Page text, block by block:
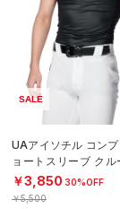
SALE
UAアイソチル コン
ョートスリーブ クル
ツ（ベースボール/
￥3,850 30%OFF
￥5,500